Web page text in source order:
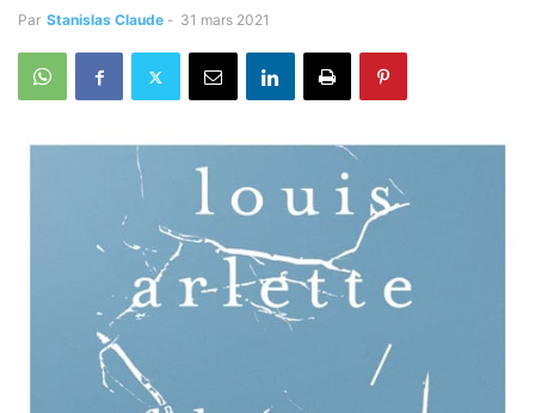
Par Stanislas Claude - 31 mars 2021